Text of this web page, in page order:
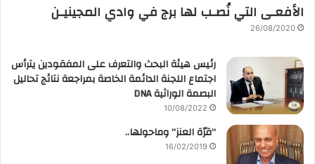
الأفعـى التي نُصـب لها برج في وادي المجينيـن
26/08/2020
رئيس هيئة البحث والتعرف على المفقودين يترأس
اجتماع اللجنة الدائمة الخاصة بمراجعة نتائج تحاليل
البصمة الوراثية DNA
10/08/2022
“قرّة العنز” وماحولها..
16/02/2019